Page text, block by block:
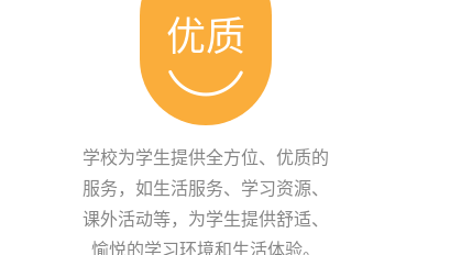
优质
学校为学生提供全方位、优质的
服务，如生活服务、学习资源、
课外活动等，为学生提供舒适、
愉悦的学习环境和生活体验。